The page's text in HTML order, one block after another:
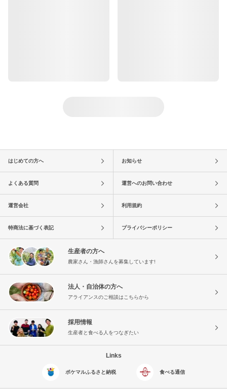
はじめての方へ お知らせ
よくある質問 運営へのお問い合わせ
運営会社 利用規約
特商法に基づく表記 プライバシーポリシー
生産者の方へ
農家さん・漁師さんを募集しています!
法人・自治体の方へ
アライアンスのご相談はこちらから
採用情報
生産者と食べる人をつなぎたい
Links
ポケマルふるさと納税 食べる通信